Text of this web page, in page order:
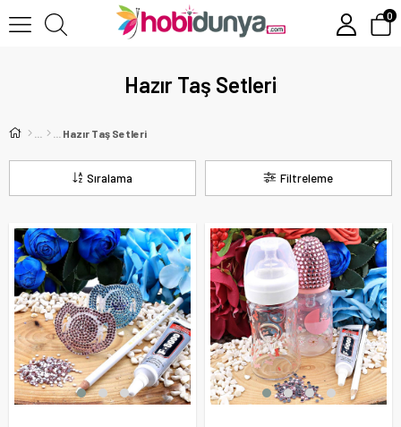
0
Hazır Taş Setleri
Hazır Taş Setleri
Filtreleme
Sıralama